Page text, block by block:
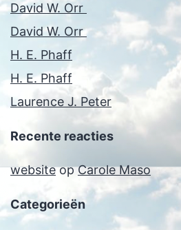
David W. Orr
David W. Orr
H. E. Phaff
H. E. Phaff
Laurence J. Peter
Recente reacties
websiteopCarole Maso
Categorieën